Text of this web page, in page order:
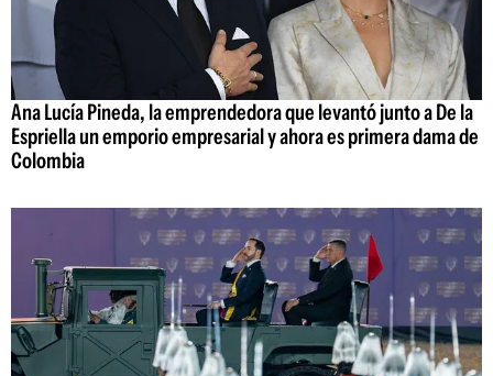
Ana Lucía Pineda, la emprendedora que levantó junto a De la
Espriella un emporio empresarial y ahora es primera dama de
Colombia